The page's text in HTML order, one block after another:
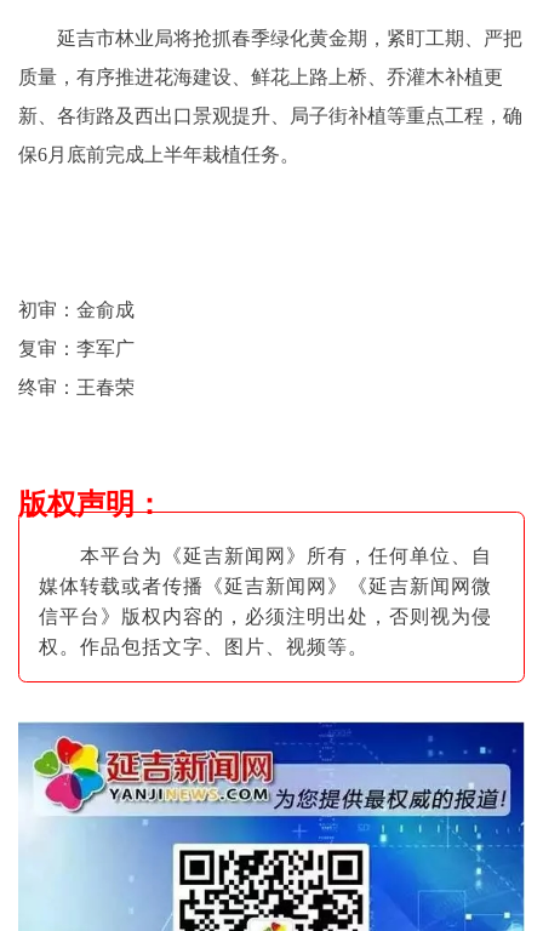
延吉市林业局将抢抓春季绿化黄金期，紧盯工期、严把
质量，有序推进花海建设、鲜花上路上桥、乔灌木补植更
新、各街路及西出口景观提升、局子街补植等重点工程，确
保6月底前完成上半年栽植任务。
初审：金俞成
复审：李军广
终审：王春荣
版权声明：
本平台为《延吉新闻网》所有，任何单位、自
媒体转载或者传播《延吉新闻网》《延吉新闻网微
信平台》版权内容的，必须注明出处，否则视为侵
权。作品包括文字、图片 、视频等。